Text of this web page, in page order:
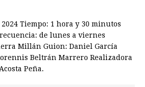
Tiempo: 1 hora y 30 minutos
de lunes a viernes
Millán Guion: Daniel García
Beltrán Marrero Realizadora
Peña.